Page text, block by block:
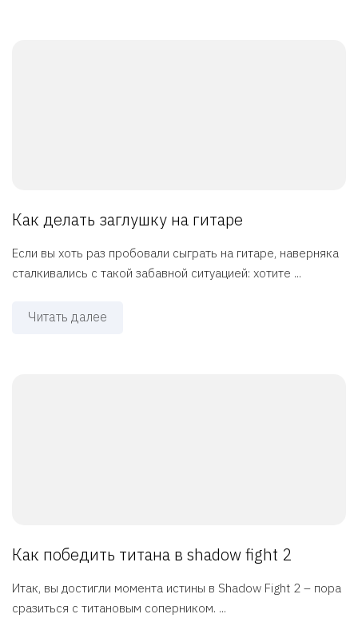
Как делать заглушку на гитаре
Если вы хоть раз пробовали сыграть на гитаре, наверняка
сталкивались с такой забавной ситуацией: хотите ...
Читать далее
Как победить титана в shadow fight 2
Итак, вы достигли момента истины в Shadow Fight 2 – пора
сразиться с титановым соперником. ...